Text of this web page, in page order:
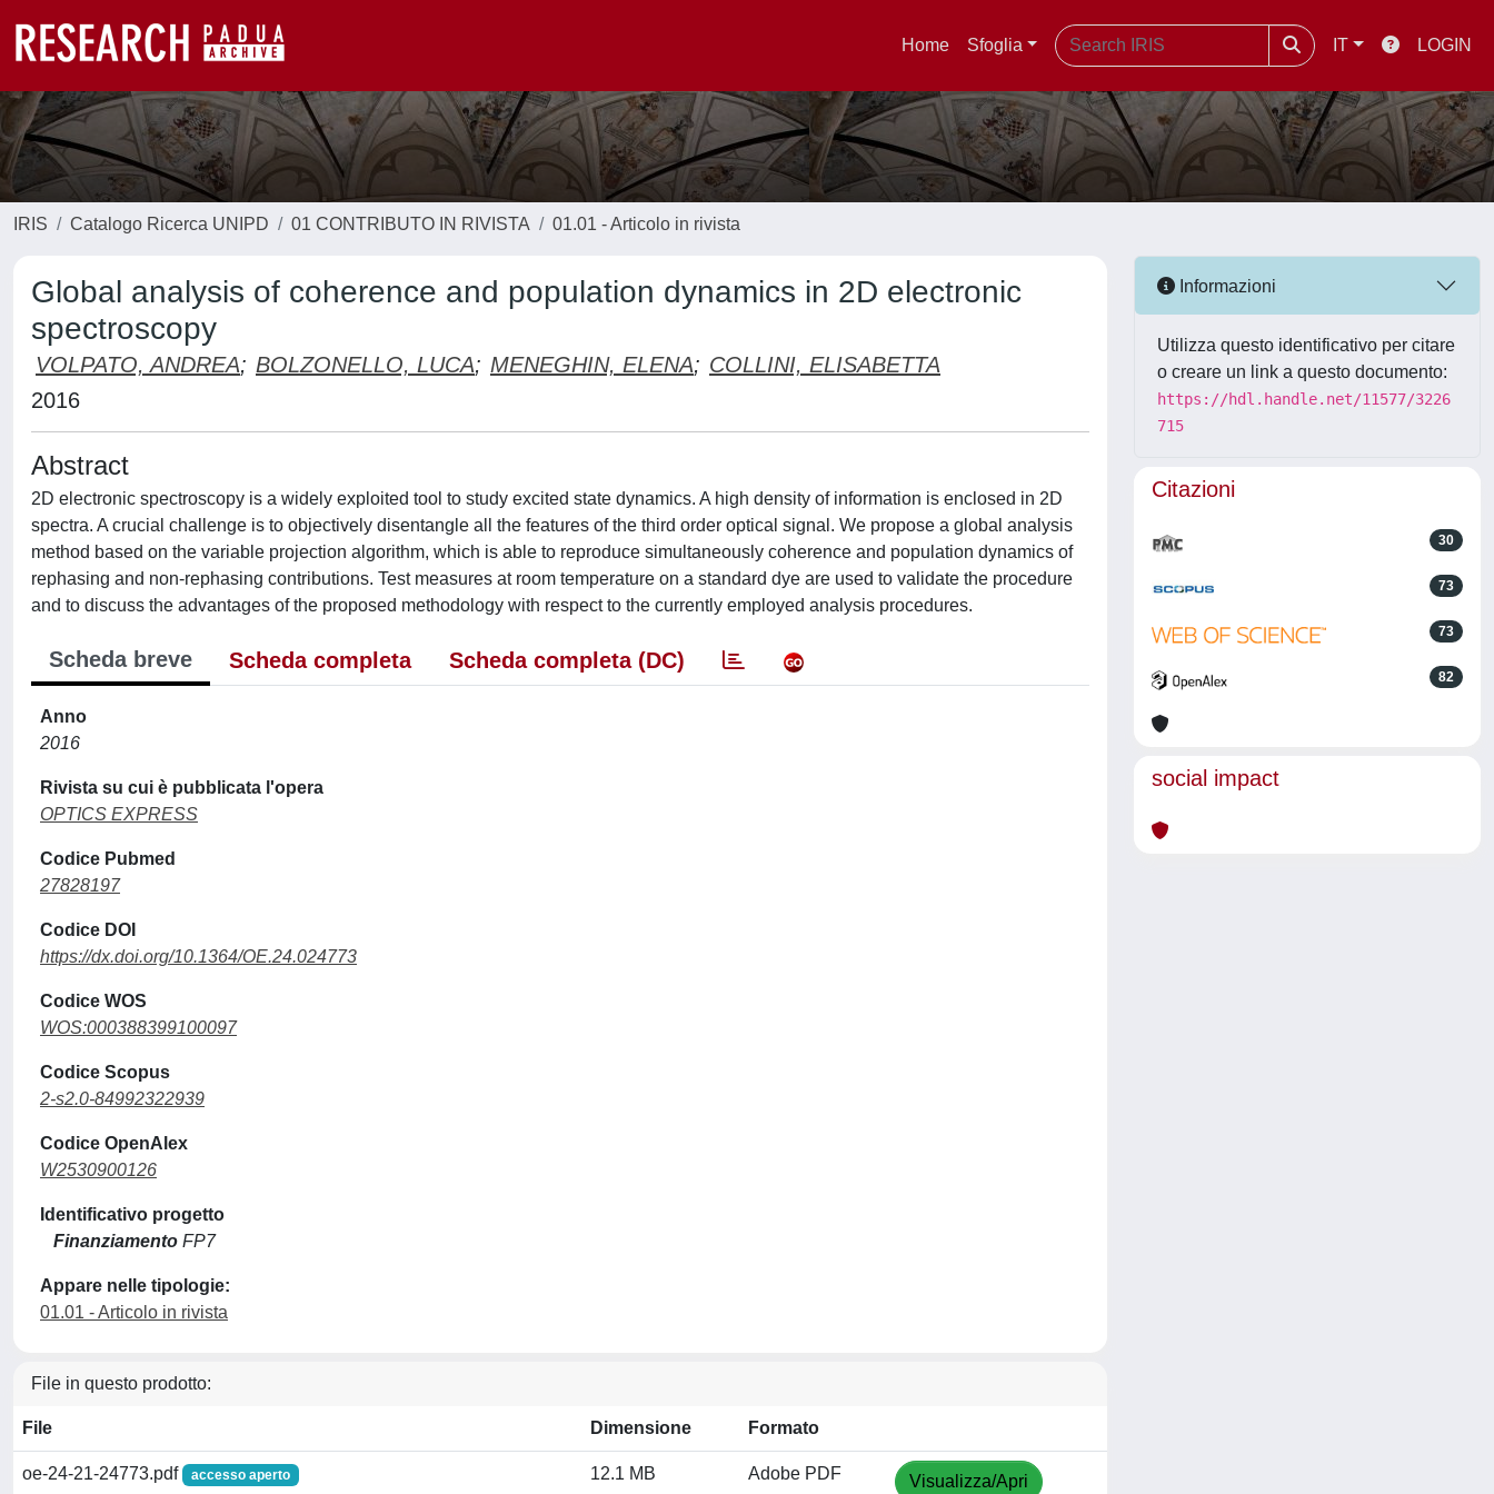
Home Sfoglia IT LOGIN
IRIS Catalogo Ricerca UNIPD 01 CONTRIBUTO IN RIVISTA 01.01 - Articolo in rivista
Global analysis of coherence and population dynamics in 2D electronic
spectroscopy
VOLPATO, ANDREA; BOLZONELLO, LUCA; MENEGHIN, ELENA; COLLINI, ELISABETTA
2016
Abstract
2D electronic spectroscopy is a widely exploited tool to study excited state dynamics. A high density of information is enclosed in 2D
spectra. A crucial challenge is to objectively disentangle all the features of the third order optical signal. We propose a global analysis
method based on the variable projection algorithm, which is able to reproduce simultaneously coherence and population dynamics of
rephasing and non-rephasing contributions. Test measures at room temperature on a standard dye are used to validate the procedure
and to discuss the advantages of the proposed methodology with respect to the currently employed analysis procedures.
Scheda breve Scheda completa Scheda completa (DC)
Anno
2016
Rivista su cui è pubblicata l'opera
OPTICS EXPRESS
Codice Pubmed
27828197
Codice DOI
https://dx.doi.org/10.1364/OE.24.024773
Codice WOS
WOS:000388399100097
Codice Scopus
2-s2.0-84992322939
Codice OpenAlex
W2530900126
Identificativo progetto
Finanziamento FP7
Appare nelle tipologie:
01.01 - Articolo in rivista
File in questo prodotto:
File Dimensione Formato
oe-24-21-24773.pdf accesso aperto 12.1 MB Adobe PDF Visualizza/Apri
Informazioni
Utilizza questo identificativo per citare
o creare un link a questo documento:
https://hdl.handle.net/11577/3226
715
Citazioni
30
73
73
82
social impact